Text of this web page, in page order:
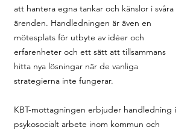
att hantera egna tankar och känslor i svåra
ärenden. Handledningen är även en
mötesplats för utbyte av idéer och
erfarenheter och ett sätt att tillsammans
hitta nya lösningar när de vanliga
strategierna inte fungerar.
KBT-mottagningen erbjuder handledning i
psykosocialt arbete inom kommun och